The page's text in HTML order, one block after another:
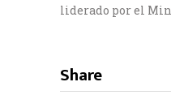
liderado por el
Share